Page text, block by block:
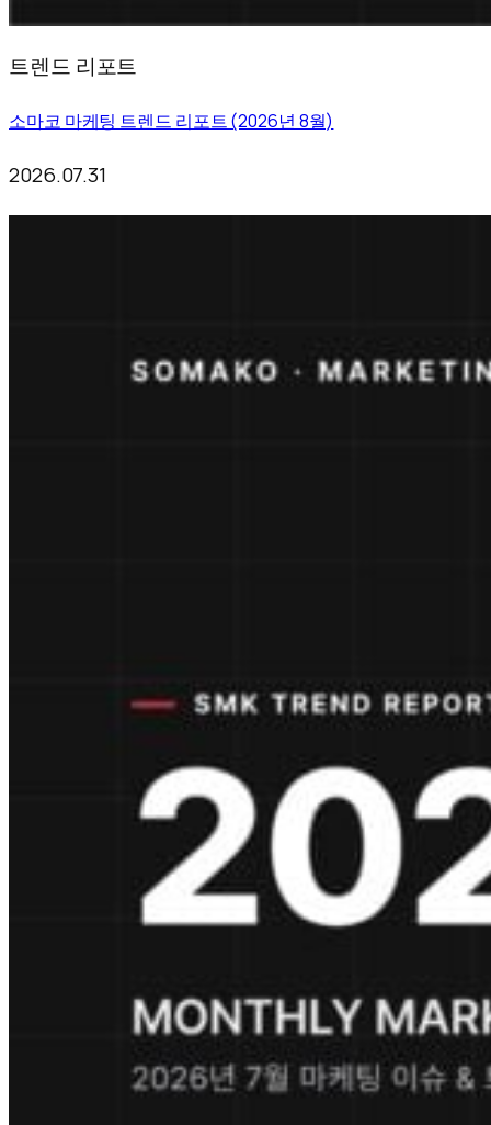
트렌드 리포트
소마코 마케팅 트렌드 리포트 (2026년 8월)
2026.07.31